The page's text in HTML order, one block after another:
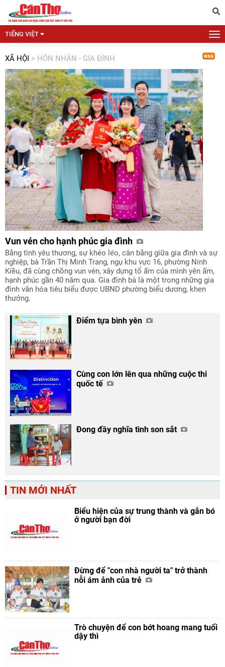
TIẾNG VIỆT
XÃ HỘI > HÔN NHÂN - GIA ĐÌNH
Vun vén cho hạnh phúc gia đình
Bằng tình yêu thương, sự khéo léo, cân bằng giữa gia đình và sự
nghiệp, bà Trần Thị Minh Trang, ngụ khu vực 16, phường Ninh
Kiều, đã cùng chồng vun vén, xây dựng tổ ấm của mình yên ấm,
hạnh phúc gần 40 năm qua. Gia đình bà là một trong những gia
đình văn hóa tiêu biểu được UBND phường biểu dương, khen
thưởng.
Điểm tựa bình yên
Cùng con lớn lên qua những cuộc thi
quốc tế
Đong đầy nghĩa tình son sắt
TIN MỚI NHẤT
Biểu hiện của sự trung thành và gắn bó
ở người bạn đời
Đừng để "con nhà người ta" trở thành
nỗi ám ảnh của trẻ
Trò chuyện để con bớt hoang mang tuổi
dậy thì